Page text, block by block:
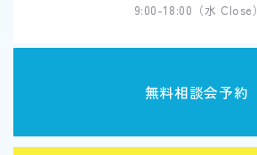
9:00-18:00（水 Close）
無料相談会予約